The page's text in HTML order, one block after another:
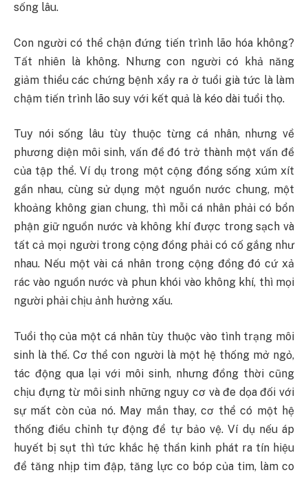
sống lâu.
Con người có thể chận đứng tiến trình lão hóa không?
Tất nhiên là không. Nhưng con người có khả năng
giảm thiểu các chứng bệnh xẩy ra ở tuổi già tức là làm
chậm tiến trình lão suy với kết quả là kéo dài tuổi thọ.
Tuy nói sống lâu tùy thuộc từng cá nhân, nhưng về
phương diện môi sinh, vấn đề đó trở thành một vấn đề
của tập thể. Ví dụ trong một cộng đồng sống xúm xít
gần nhau, cùng sử dụng một nguồn nước chung, một
khoảng không gian chung, thì mỗi cá nhân phải có bổn
phận giữ nguồn nước và không khí được trong sạch và
tất cả mọi người trong cộng đồng phải có cố gắng như
nhau. Nếu một vài cá nhân trong cộng đồng đó cứ xả
rác vào nguồn nước và phun khói vào không khí, thì mọi
người phải chịu ảnh hưởng xấu.
Tuổi thọ của một cá nhân tùy thuộc vào tình trạng môi
sinh là thế. Cơ thể con người là một hệ thống mở ngỏ,
tác động qua lại với môi sinh, nhưng đồng thời cũng
chịu đựng từ môi sinh những nguy cơ và đe dọa đối với
sự mất còn của nó. May mắn thay, cơ thể có một hệ
thống điều chỉnh tự động để tự bảo vệ. Ví dụ nếu áp
huyết bị sụt thì tức khắc hệ thần kinh phát ra tín hiệu
để tăng nhịp tim đập, tăng lực co bóp của tim, làm co